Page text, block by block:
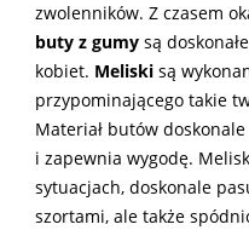
zwolenników. Z czasem
buty z gumy są
kobiet. Meliski są
przypominającego takie
Materiał butów
i zapewnia wygodę.
sytuacjach, doskonale
szortami, ale także